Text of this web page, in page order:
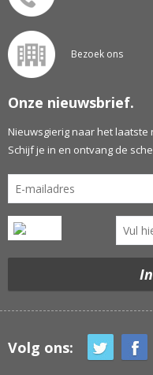
Bezoek ons
Onze nieuwsbrief.
Nieuwsgierig naar het laatste
Schijf je in en ontvang de
Volg ons: